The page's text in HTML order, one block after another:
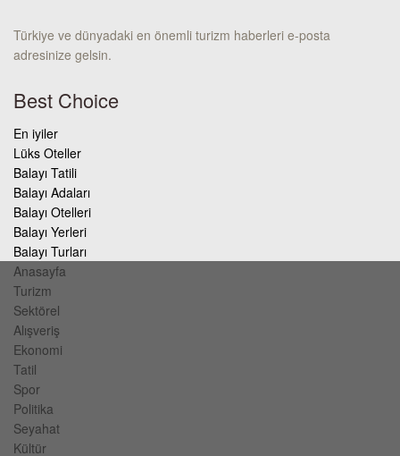
Türkiye ve dünyadaki en önemli turizm haberleri e-posta
adresinize gelsin.
Best Choice
En iyiler
Lüks Oteller
Balayı Tatili
Balayı Adaları
Balayı Otelleri
Balayı Yerleri
Balayı Turları
Anasayfa
Turizm
Sektörel
Alışveriş
Ekonomi
Tatil
Spor
Politika
Seyahat
Kültür